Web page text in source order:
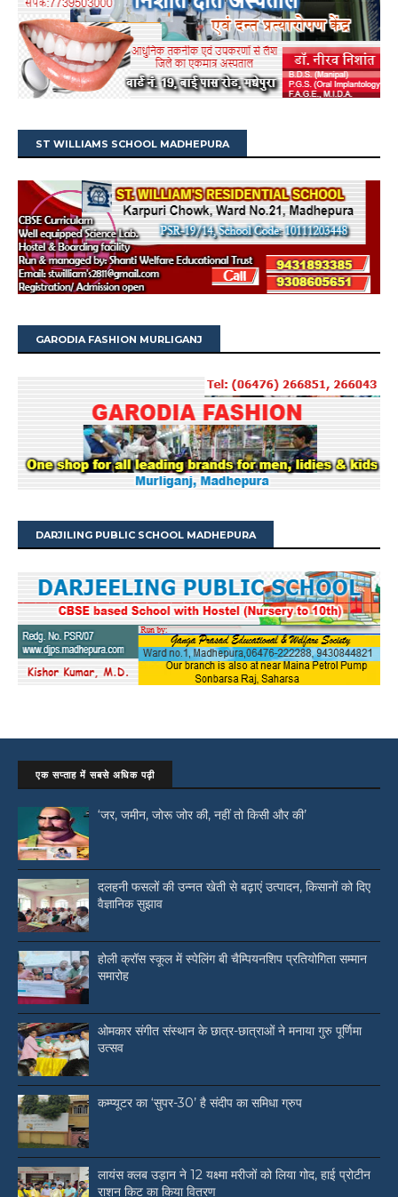
ST WILLIAMS SCHOOL MADHEPURA
GARODIA FASHION MURLIGANJ
DARJILING PUBLIC SCHOOL MADHEPURA
एक सप्ताह में सबसे अधिक पढ़ी
‘जर, जमीन, जोरू जोर की, नहीं तो किसी और की’
दलहनी फसलों की उन्नत खेती से बढ़ाएं उत्पादन, किसानों को दिए
वैज्ञानिक सुझाव
होली क्रॉस स्कूल में स्पेलिंग बी चैम्पियनशिप प्रतियोगिता सम्मान
समारोह
ओमकार संगीत संस्थान के छात्र-छात्राओं ने मनाया गुरु पूर्णिमा
उत्सव
कम्प्यूटर का ‘सुपर-30’ है संदीप का समिधा ग्रुप
लायंस क्लब उड़ान ने 12 यक्ष्मा मरीजों को लिया गोद, हाई प्रोटीन
राशन किट का किया वितरण